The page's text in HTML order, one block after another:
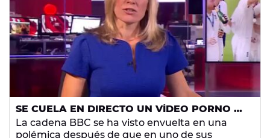
SE CUELA EN DIRECTO UN VÍDEO PORNO EN
LOS INFORMATIVOS
La cadena BBC se ha visto envuelta en una
polémica después de que en uno de sus